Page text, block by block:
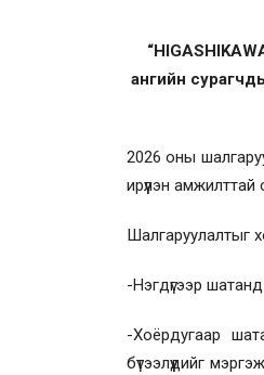
ангийн
2026 оны
ирүүлэн
Шалгаруулалтыг
-Нэгдүгээр шатанд
-Хоёрдугаар
бүтээлүүдийг